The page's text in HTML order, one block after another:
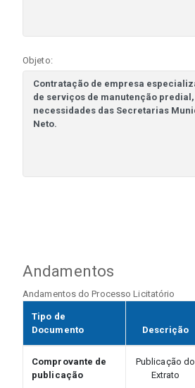
Objeto:
Andamentos
Andamentos do Processo Licitatório
Tipo de
Documento
Descrição
Comprovante de
publicação
Publicação do
Extrato